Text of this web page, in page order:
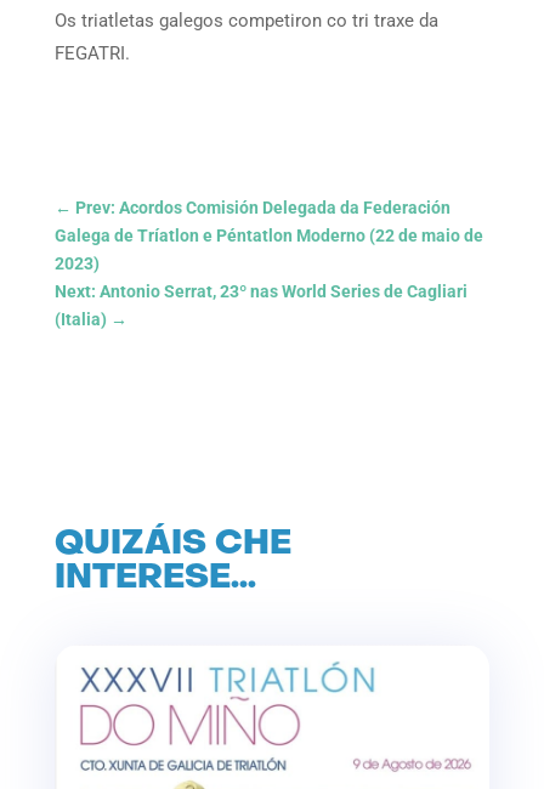
Os triatletas galegos competiron co tri traxe da
FEGATRI.
← Prev: Acordos Comisión Delegada da Federación
Galega de Tríatlon e Péntatlon Moderno (22 de maio de
2023)
Next: Antonio Serrat, 23º nas World Series de Cagliari
(Italia) →
QUIZÁIS CHE
INTERESE…